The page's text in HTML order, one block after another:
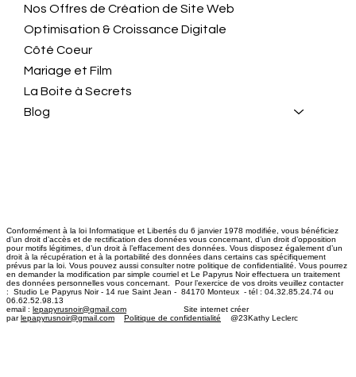
Nos Offres de Création de Site Web
Optimisation & Croissance Digitale
Côté Coeur
Mariage et Film
La Boite à Secrets
Blog
Conformément à la loi Informatique et Libertés du 6 janvier 1978 modifiée, vous bénéficiez
d’un droit d’accès et de rectification des données vous concernant, d’un droit d’opposition
pour motifs légitimes, d’un droit à l’effacement des données. Vous disposez également d’un
droit à la récupération et à la portabilité des données dans certains cas spécifiquement
prévus par la loi. Vous pouvez aussi consulter notre politique de confidentialité. Vous pourrez
en demander la modification par simple courriel et Le Papyrus Noir effectuera un traitement
des données personnelles vous concernant. Pour l’exercice de vos droits veuillez contacter
: Studio Le Papyrus Noir - 14 rue Saint Jean - 84170 Monteux - tél : 04.32.85.24.74 ou
06.62.52.98.13
email : lepapyrusnoir@gmail.com ​ Site internet créer
parlepapyrusnoir@gmail.com Politique de confidentialité @23Kathy Leclerc